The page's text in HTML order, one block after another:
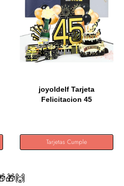
joyoldelf Tarjeta
Felicitacion 45
Tarjetas Cumple